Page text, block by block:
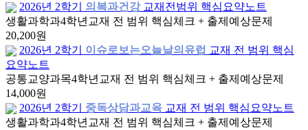
2026년 2학기
의복과건강 교재전범위 핵심요약노트
생활과학과4학년 교재 전 범위 핵심체크 + 출제예상문제
20,200원
2026년 2학기
이슈로보는오늘날의유럽 교재 전 범위 핵심
요약노트
공통교양과목4학년 교재 전 범위 핵심체크 + 출제예상문제
14,000원
2026년 2학기
중독상담과교육 교재 전 범위 핵심요약노트
생활과학과4학년 교재 전 범위 핵심체크 + 출제예상문제